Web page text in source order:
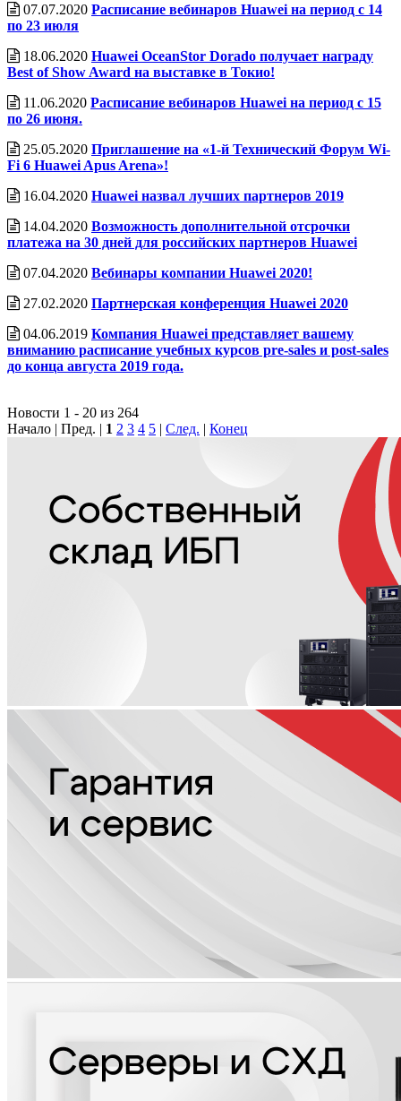
07.07.2020 Расписание вебинаров Huawei на период с 14
по 23 июля
18.06.2020 Huawei OceanStor Dorado получает награду
Best of Show Award на выставке в Токио!
11.06.2020 Расписание вебинаров Huawei на период с 15
по 26 июня.
25.05.2020 Приглашение на «1-й Технический Форум Wi-
Fi 6 Huawei Apus Arena»!
16.04.2020 Huawei назвал лучших партнеров 2019
14.04.2020 Возможность дополнительной отсрочки
платежа на 30 дней для российских партнеров Huawei
07.04.2020 Вебинары компании Huawei 2020!
27.02.2020 Партнерская конференция Huawei 2020
04.06.2019 Компания Huawei представляет вашему
вниманию расписание учебных курсов pre-sales и post-sales
до конца августа 2019 года.
Новости 1 - 20 из 264
Начало | Пред. | 1 2 3 4 5 | След. | Конец